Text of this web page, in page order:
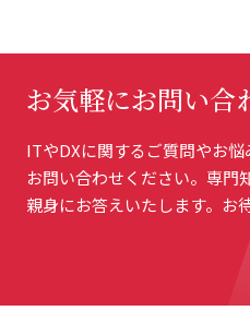
お気軽にお問い合
ITやDXに関するご質問やお
お問い合わせください。専門
親身にお答えいたします。お